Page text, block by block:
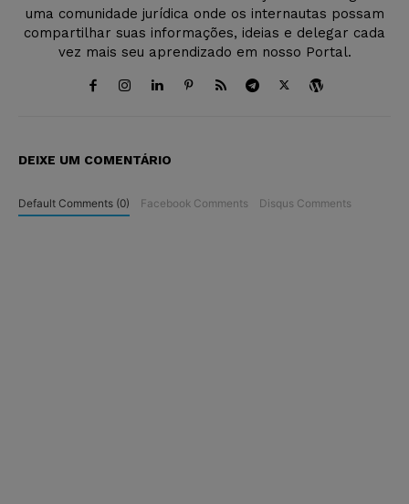
uma comunidade jurídica onde os internautas possam
compartilhar suas informações, ideias e delegar cada
vez mais seu aprendizado em nosso Portal.
DEIXE UM COMENTÁRIO
Default Comments (0) Facebook Comments Disqus Comments